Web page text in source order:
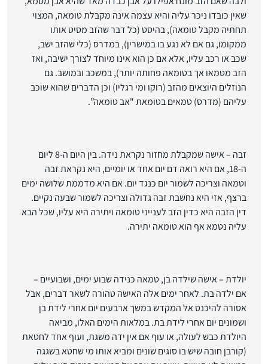
שאין כובדו ניכר עליה והיא עצמה אינה מקבלת טומאה, המצוי
תחתיה מקבל טומאה), בהיסט (כל דבר שהזב מסיט אותו
ממקומו, גם אם לא נגע בו במישרין), במדרס (כלי שהזב ישב,
שכב או רכב עליו, אלא אם כן הוא אינו מיוחד לצורך ישיבה, ואז
הזב מטמאו אך בטומאה פחותה יותר), במשכב ובמושב. גם
הנוזלים היוצאים מהזב (רוקו ומי רגליו) וכן הדברים שהוא שוכב
עליהם (מדרס) טמאים בטומאת "אב טומאה”.
– אישה שמקבלת מחזור נקראת נידה. בין היום ה-8 ליום
ה-18, אם היא רואה דם יום אחד או יומיים, היא נקראת זבה
וטמאה וצריכה לשמור יום כנגד יום. אם היא מדממת שלושה ימים
ברצף, אזי היא נחשבת זבה גדולה וצריכה לשמור שבעה נקיים.
דין הזבה היא כדין הזב לענייני טומאה ויתירה היא עליו, שכל הבא
עליה נטמא אף הוא טומאה יתירה.
יולדת– אישה שילדה בן, טמאה כנידה שבוע ימים, ושבועיים –
אם ילדה בת. לאחר ימים אלה האישה טהורה לשאר דברים, אבל
אסורה להיכנס אל המקדש במשך ארבעים יום אחרי לידת בן
ושמונים יום אחרי לידת בת. במלאות הימים האלו, מביאה
היולדת כבש לעולה, או עוף אם אין ידה משגת, ועוף אחד לחטאת
(קורבן חובה שיש בו סוגים שונים ומביא אותו מי שחטא בשגגה